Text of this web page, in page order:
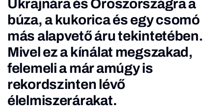
Ukrajnára és Oroszországra a
búza, a kukorica és egy csomó
más alapvető áru tekintetében.
Mivel ez a kínálat megszakad,
felemeli a már amúgy is
rekordszinten lévő
élelmiszerárakat.